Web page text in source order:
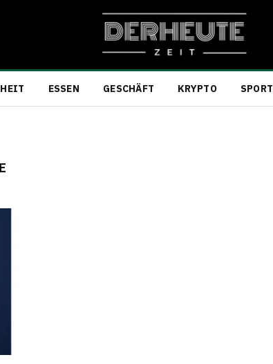
ESSEN GESCHÄFT KRYPTO SPORT